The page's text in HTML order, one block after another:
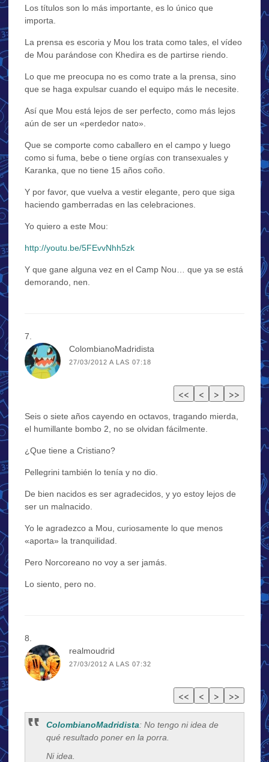
Los títulos son lo más importante, es lo único que
importa.
La prensa es escoria y Mou los trata como tales, el vídeo
de Mou parándose con Khedira es de partirse riendo.
Lo que me preocupa no es como trate a la prensa, sino
que se haga expulsar cuando el equipo más le necesite.
Así que Mou está lejos de ser perfecto, como más lejos
aún de ser un «perdedor nato».
Que se comporte como caballero en el campo y luego
como si fuma, bebe o tiene orgías con transexuales y
Karanka, que no tiene 15 años coño.
Y por favor, que vuelva a vestir elegante, pero que siga
haciendo gamberradas en las celebraciones.
Yo quiero a este Mou:
http://youtu.be/5FEvvNhh5zk
Y que gane alguna vez en el Camp Nou… que ya se está
demorando, nen.
ColombianoMadridista
27/03/2012 A LAS 07:18
Seis o siete años cayendo en octavos, tragando mierda,
el humillante bombo 2, no se olvidan fácilmente.
¿Que tiene a Cristiano?
Pellegrini también lo tenía y no dio.
De bien nacidos es ser agradecidos, y yo estoy lejos de
ser un malnacido.
Yo le agradezco a Mou, curiosamente lo que menos
«aporta» la tranquilidad.
Pero Norcoreano no voy a ser jamás.
Lo siento, pero no.
realmoudrid
27/03/2012 A LAS 07:32
ColombianoMadridista: No tengo ni idea de
qué resultado poner en la porra.
Ni idea.